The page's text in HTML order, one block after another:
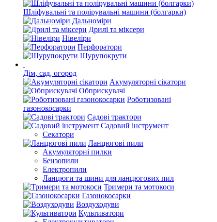
Шліфувальні та полірувальні машини (болгарки)
Дальноміри
Дрилі та міксери
Нівеліри
Перфоратори
Шурупокрути
Дім, сад, огород
Акумуляторні сікатори
Обприскувачі
Роботизовані
газонокосарки
Садові трактори
Садовий інструмент
Секатори
Ланцюгові пили
Акумуляторні пилки
Бензопили
Електропили
Ланцюги та шини для ланцюгових пил
Тримери та мотокоси
Газонокосарки
Воздуходуви
Культиватори